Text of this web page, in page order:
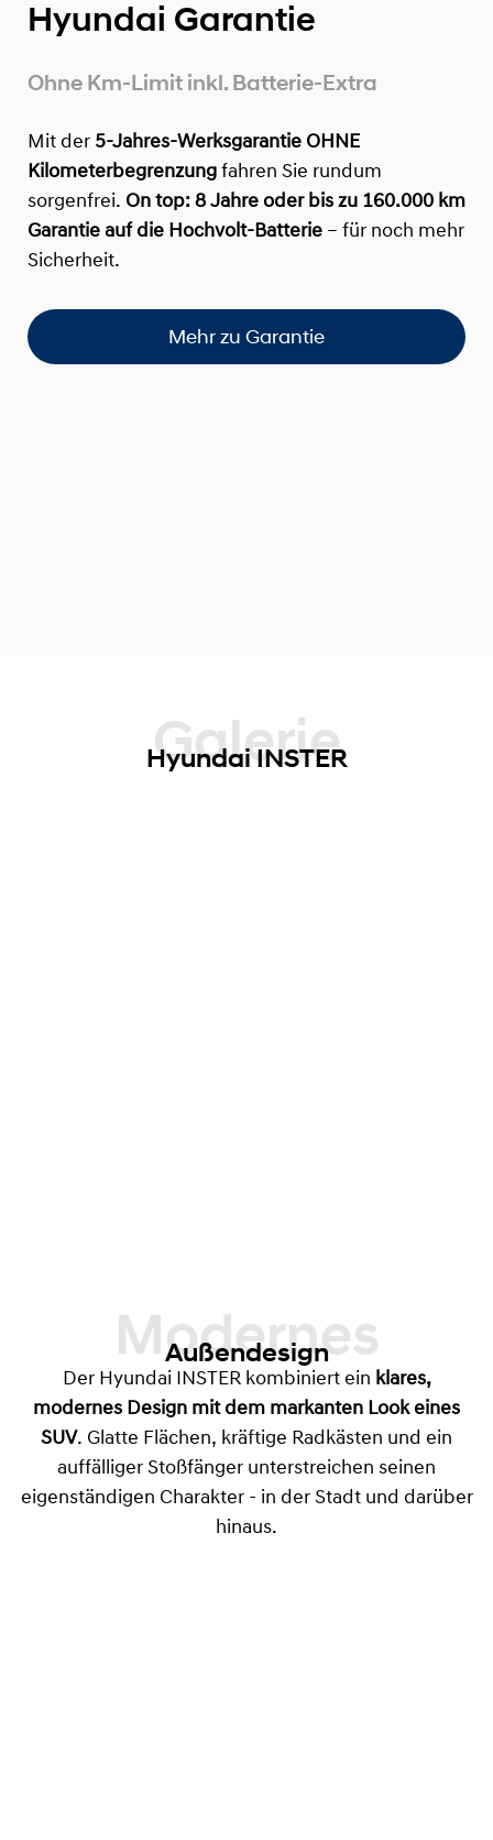
Hyundai Garantie
Ohne Km-Limit inkl. Batterie-Extra
Mit der 5-Jahres-Werksgarantie OHNE
Kilometerbegrenzung fahren Sie rundum
sorgenfrei. On top: 8 Jahre oder bis zu 160.000 km
Garantie auf die Hochvolt-Batterie – für noch mehr
Sicherheit.
Mehr zu Garantie
Galerie
Hyundai INSTER
Modernes
Außendesign
Der Hyundai INSTER kombiniert ein klares,
modernes Design mit dem markanten Look eines
SUV. Glatte Flächen, kräftige Radkästen und ein
auffälliger Stoßfänger unterstreichen seinen
eigenständigen Charakter - in der Stadt und darüber
hinaus.